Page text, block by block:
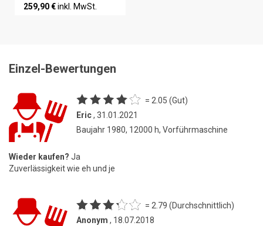
259,90 €inkl. MwSt.
Einzel-Bewertungen
= 2.05 (Gut)
Eric, 31.01.2021
Baujahr 1980, 12000 h, Vorführmaschine
Wieder kaufen? Ja
Zuverlässigkeit wie eh und je
= 2.79 (Durchschnittlich)
Anonym , 18.07.2018